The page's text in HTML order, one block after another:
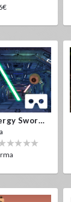
Energy Sword VR